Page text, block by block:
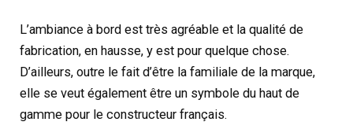
L’ambiance à bord est très agréable et la qualité de
fabrication, en hausse, y est pour quelque chose.
D’ailleurs, outre le fait d’être la familiale de la marque,
elle se veut également être un symbole du haut de
gamme pour le constructeur français.